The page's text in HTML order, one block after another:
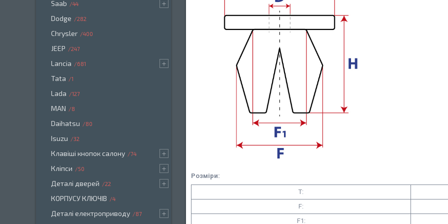
Розміри:
T:
F:
F1:
Saab 44
Dodge 282
Chrysler 400
JEEP 247
Lancia 681
Tata 1
Lada 127
MAN 8
Daihatsu 80
Isuzu 32
Клавіші кнопок салону 74
Кліпси 50
Деталі дверей 22
КОРПУСУ КЛЮЧІВ 4
Деталі електроприводу 87